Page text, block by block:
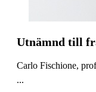
Utnämnd till
Carlo Fischione,
...